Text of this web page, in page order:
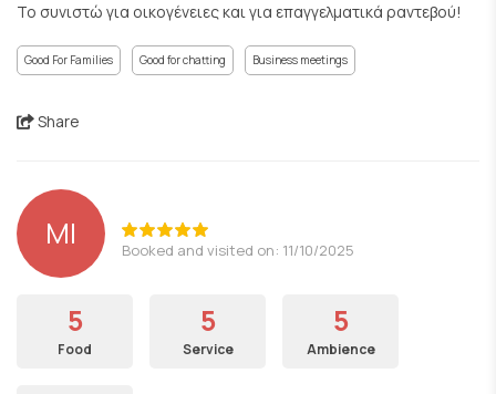
Το συνιστώ για οικογένειες και για επαγγελματικά ραντεβού!
Good For Families Good for chatting Business meetings
Share
MI Booked and visited on: 11/10/2025
5
Food
5
Service
5
Ambience